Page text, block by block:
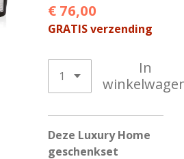
€ 76,00
GRATIS verzending
In
Deze Luxury Home
geschenkset